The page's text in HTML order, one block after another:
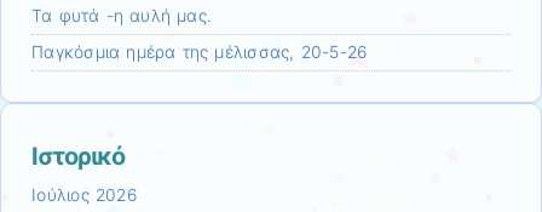
Τα φυτά -η αυλή μας.
Παγκόσμια ημέρα της μέλισσας, 20-5-26
Ιστορικό
Ιούλιος 2026